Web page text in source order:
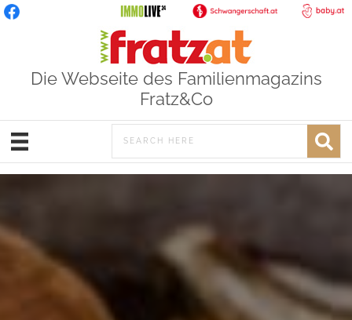
Die Webseite des Familienmagazins
Fratz&Co